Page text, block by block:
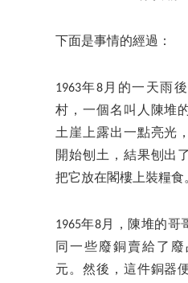
下面是事情的經過：
1963年8月的一天雨
村，一個名叫人陳堆
土崖上露出一點亮光
開始刨土，結果刨出
把它放在閣樓上裝糧食
1965年8月，陳堆的哥
同一些廢銅賣給了
元。然後，這件銅器